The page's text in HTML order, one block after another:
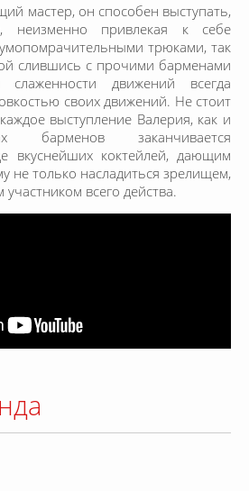
мастер, он способен выступать,
неизменно привлекая к себе
трюками, так
слившись с прочими барменами
движений всегда
своих движений. Не стоит
выступление Валерия, как и
барменов заканчивается
вкуснейших коктейлей, дающим
не только насладиться зрелищем,
всего действа.